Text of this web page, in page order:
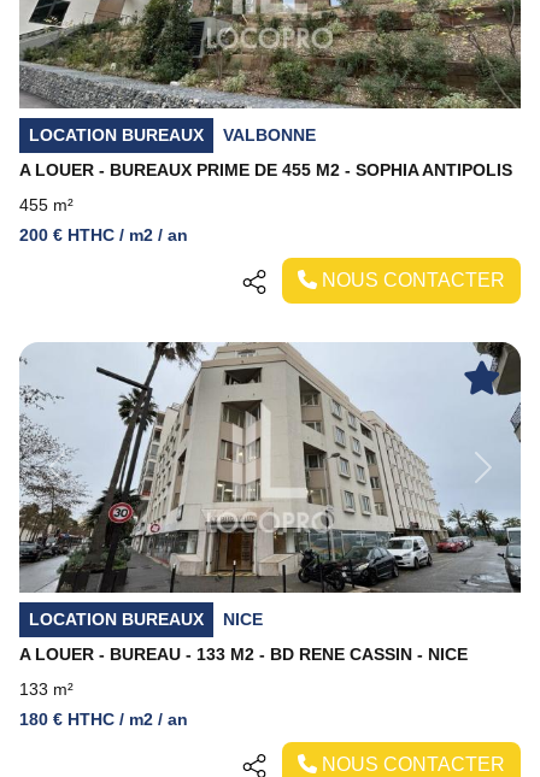
LOCATION BUREAUX
VALBONNE
A LOUER - BUREAUX PRIME DE 455 M2 - SOPHIA ANTIPOLIS
455 m²
200 € HTHC / m2 / an
NOUS CONTACTER
Previous Next
LOCATION BUREAUX
NICE
A LOUER - BUREAU - 133 M2 - BD RENE CASSIN - NICE
133 m²
180 € HTHC / m2 / an
NOUS CONTACTER